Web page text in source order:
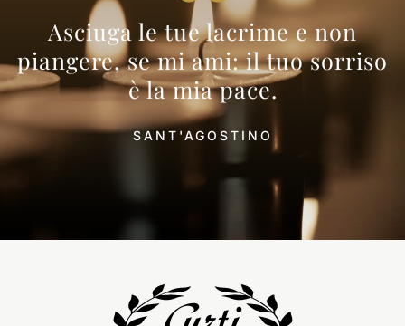
Asciuga le tue lacrime e non
piangere, se mi ami: il tuo sorriso
è la mia pace.
SANT'AGOSTINO